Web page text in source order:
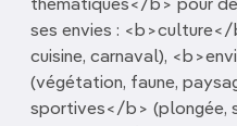
thématiques</b> pour
ses envies :
cuisine, carnaval),
(végétation, faune,
sportives</b> (plongée,